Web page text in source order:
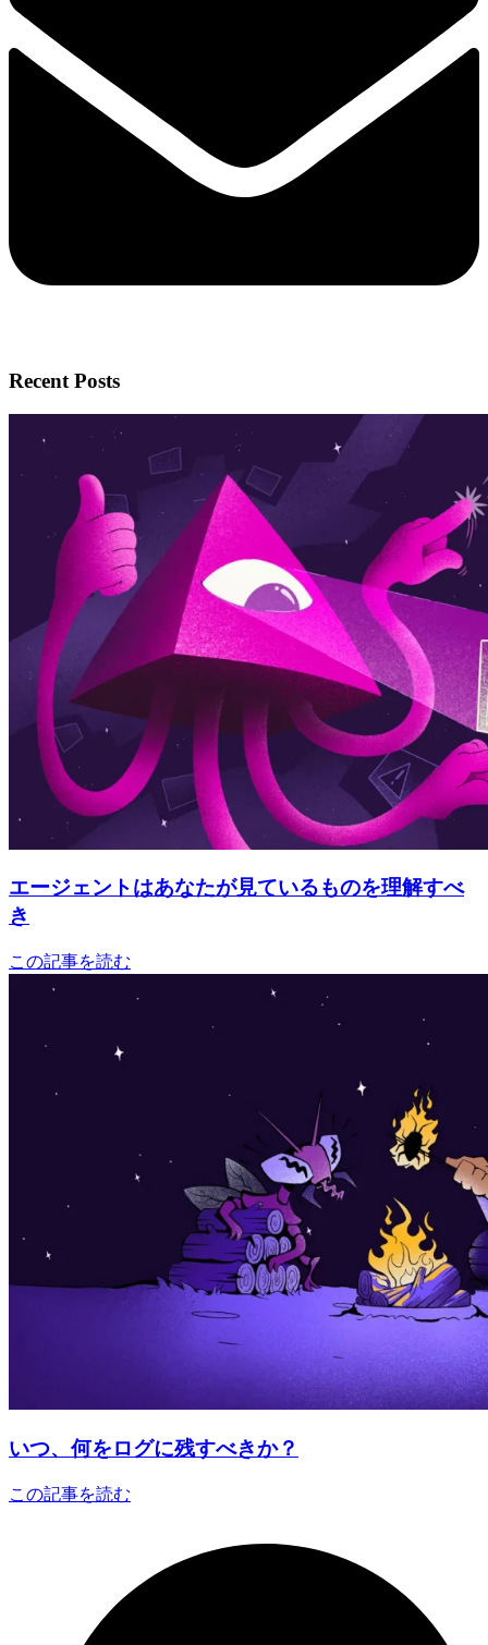
Recent Posts
エージェントはあなたが見ているものを理解すべ
き
この記事を読む
いつ、何をログに残すべきか？
この記事を読む